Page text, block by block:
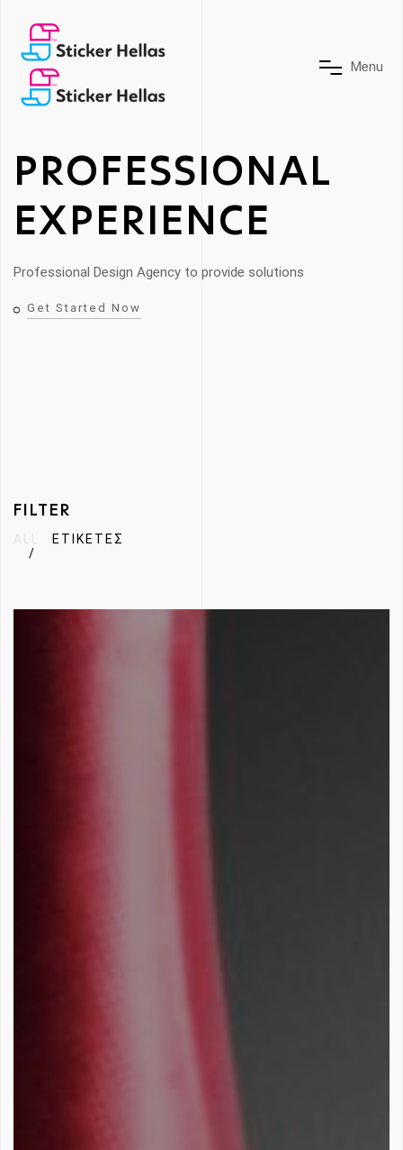
Menu
PROFESSIONAL
EXPERIENCE
Professional Design Agency to provide solutions
Get Started Now
FILTER
ALL ΕΤΙΚΈΤΕΣ